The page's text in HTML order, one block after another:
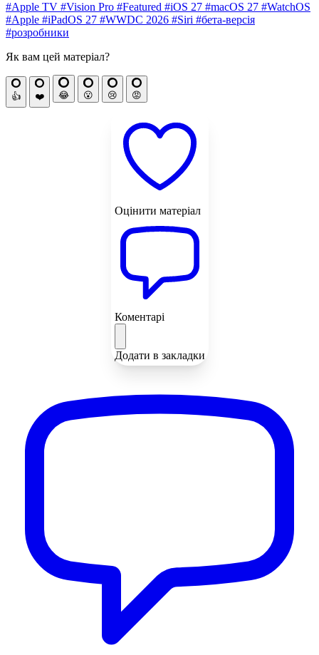
#Apple TV #Vision Pro #Featured #iOS 27 #macOS 27 #WatchOS
#Apple #iPadOS 27 #WWDC 2026 #Siri #бета-версія
#розробники
Як вам цей матеріал?
👍 ❤️ 😂 😮 😢 😡
Оцінити матеріал
Коментарі
Додати в закладки